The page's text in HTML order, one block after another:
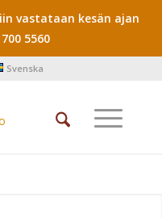
vastataan kesän ajan
5560
Svenska